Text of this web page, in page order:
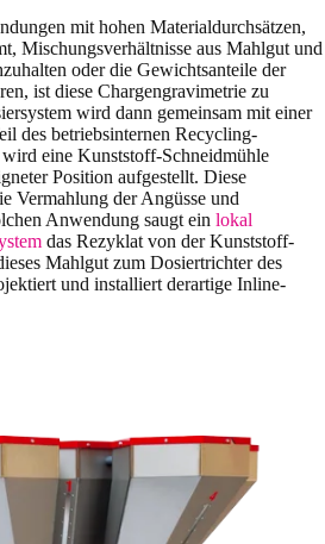
mit hohen Materialdurchsätzen,
Mischungsverhältnisse aus Mahlgut und
oder die Gewichtsanteile der
ist diese Chargengravimetrie zu
wird dann gemeinsam mit einer
des betriebsinternen Recycling-
eine Kunststoff-Schneidmühle
Position aufgestellt. Diese
Vermahlung der Angüsse und
Anwendung saugt ein lokal
das Rezyklat von der Kunststoff-
Mahlgut zum Dosiertrichter des
und installiert derartige Inline-